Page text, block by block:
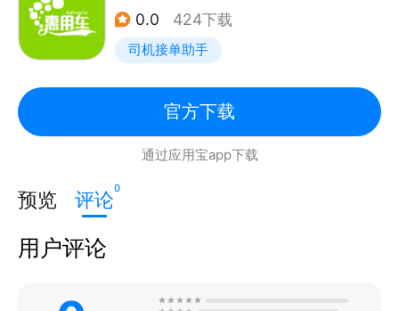
0.0 424下载
司机接单助手
官方下载
通过应用宝app下载
预览 评论0
用户评论